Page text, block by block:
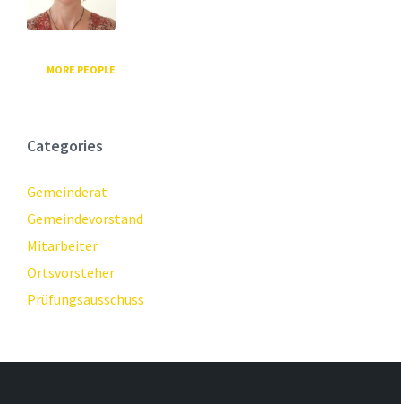
MORE PEOPLE
Categories
Gemeinderat
Gemeindevorstand
Mitarbeiter
Ortsvorsteher
Prüfungsausschuss